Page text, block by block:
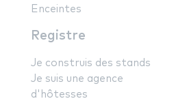
Enceintes
Registre
Je construis des stands
Je suis une agence
d'hôtesses